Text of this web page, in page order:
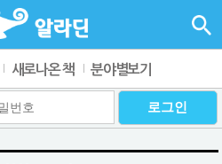
새로나온 책 분야별보기